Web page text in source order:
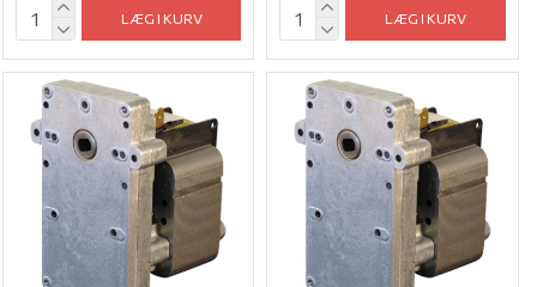
LÆG I KURV LÆG I KURV